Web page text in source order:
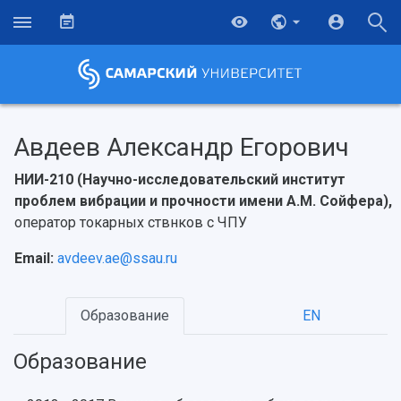
Об университете
Новости
Образование
Научно-исследовательская деятельность
Авдеев Александр Егорович
НИИ-210 (Научно-исследовательский институт
проблем вибрации и прочности имени А.М. Сойфера),
оператор токарных ствнков с ЧПУ
Email: avdeev.ae@ssau.ru
Образование EN
Образование